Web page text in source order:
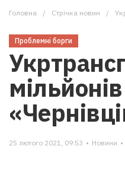
Головна Стрічка новин
Проблемні борги
25 лютого 2021, 09:53 • Новини •